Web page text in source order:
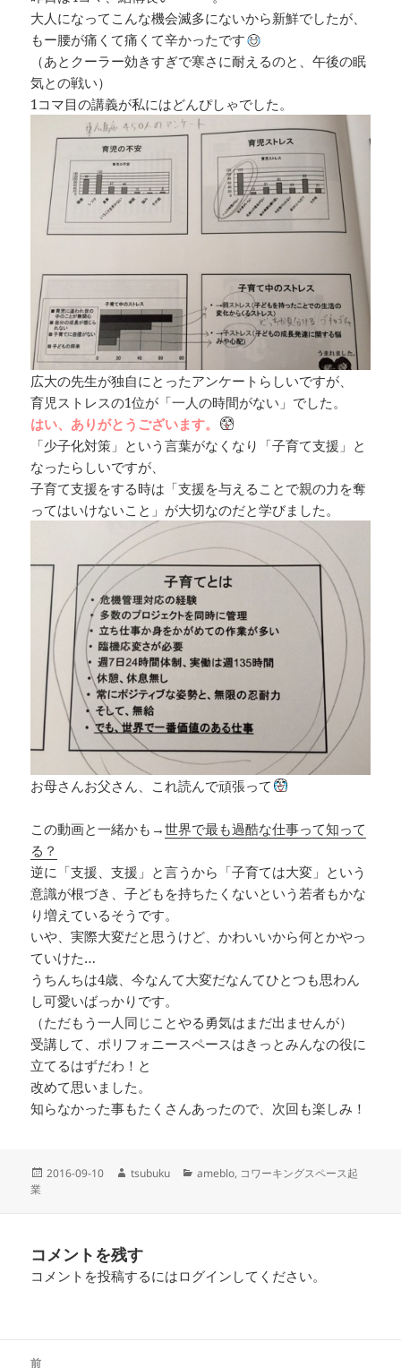
大人になってこんな機会滅多にないから新鮮でしたが、
もー腰が痛くて痛くて辛かったです
（あとクーラー効きすぎで寒さに耐えるのと、午後の眠
気との戦い）
1コマ目の講義が私にはどんぴしゃでした。
広大の先生が独自にとったアンケートらしいですが、
育児ストレスの1位が「一人の時間がない」でした。
はい、ありがとうございます。
「少子化対策」という言葉がなくなり「子育て支援」と
なったらしいですが、
子育て支援をする時は「支援を与えることで親の力を奪
ってはいけないこと」が大切なのだと学びました。
お母さんお父さん、これ読んで頑張って
この動画と一緒かも→世界で最も過酷な仕事って知って
る？
逆に「支援、支援」と言うから「子育ては大変」という
意識が根づき、子どもを持ちたくないという若者もかな
り増えているそうです。
いや、実際大変だと思うけど、かわいいから何とかやっ
ていけた…
うちんちは4歳、今なんて大変だなんてひとつも思わん
し可愛いばっかりです。
（ただもう一人同じことやる勇気はまだ出ませんが）
受講して、ポリフォニースペースはきっとみんなの役に
立てるはずだわ！と
改めて思いました。
知らなかった事もたくさんあったので、次回も楽しみ！
投
2016-09-10
作
tsubuku
カ
ameblo, コワーキングスペース起
業
コメントを残す
コメントを投稿するにはログイン してください。
前